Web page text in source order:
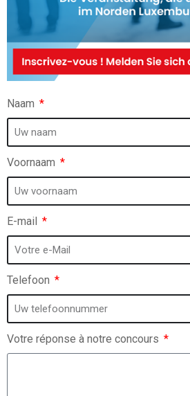
Naam
Voornaam
E-mail
Telefoon
Votre réponse à notre concours